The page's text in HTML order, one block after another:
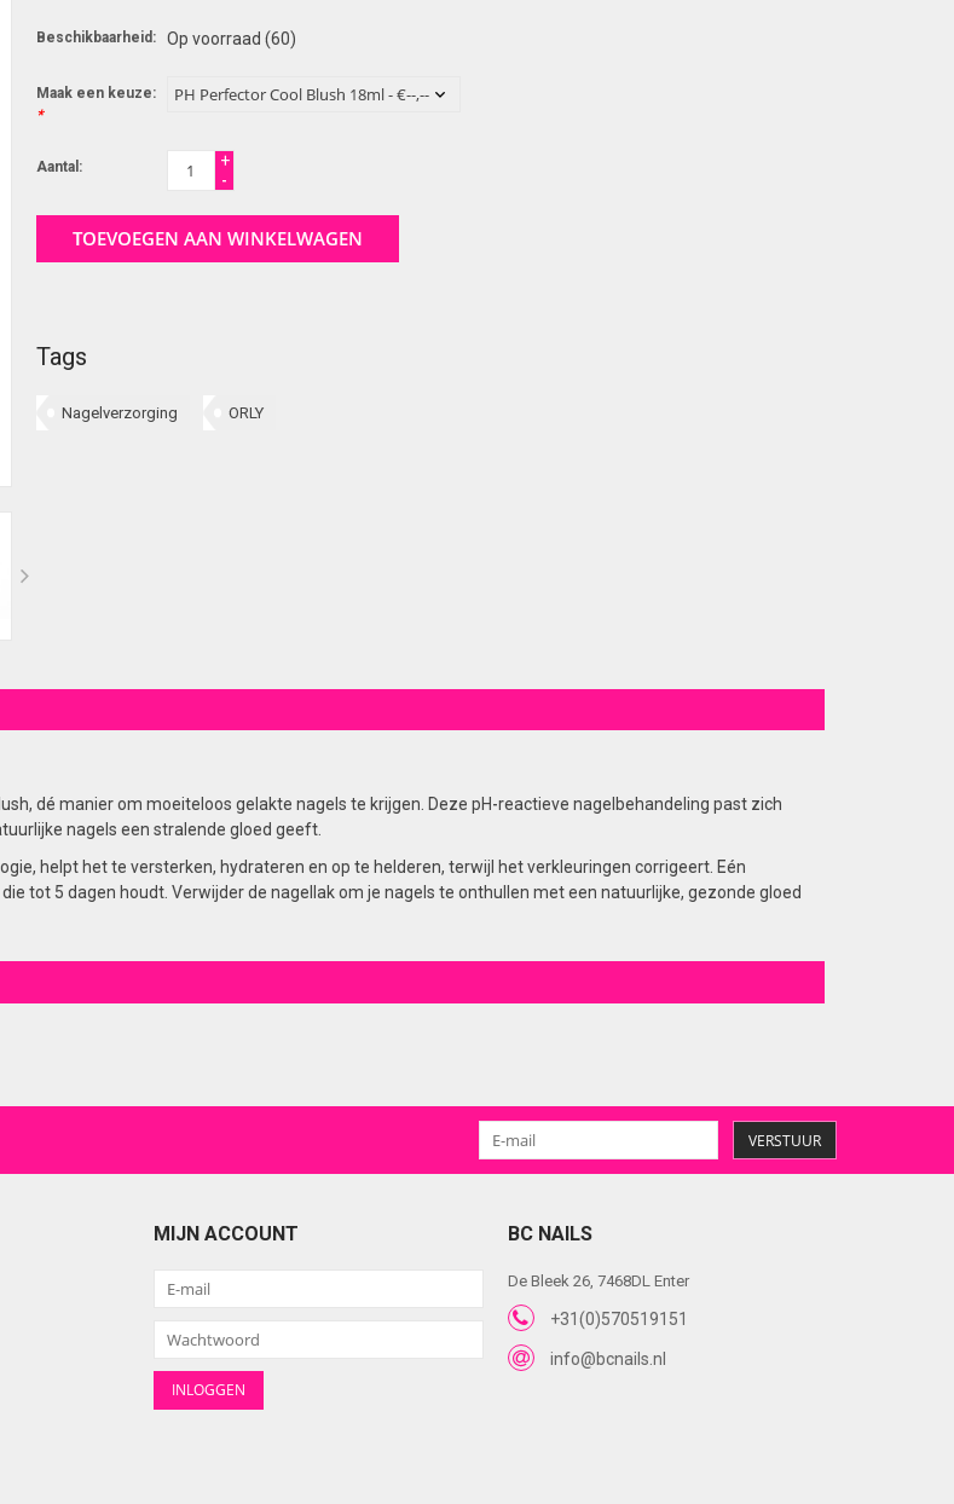
Beschikbaarheid: Op voorraad (60)
Maak een keuze:
*
Aantal:
+
-
TOEVOEGEN AAN WINKELWAGEN
Tags
Nagelverzorging ORLY
dé manier om moeiteloos gelakte nagels te krijgen. Deze pH-reactieve nagelbehandeling past zich
nagels een stralende gloed geeft.
helpt het te versterken, hydrateren en op te helderen, terwijl het verkleuringen corrigeert. Eén
tot 5 dagen houdt. Verwijder de nagellak om je nagels te onthullen met een natuurlijke, gezonde gloed
VERSTUUR
MIJN ACCOUNT BC NAILS
De Bleek 26, 7468DL Enter
+31(0)570519151
info@bcnails.nl